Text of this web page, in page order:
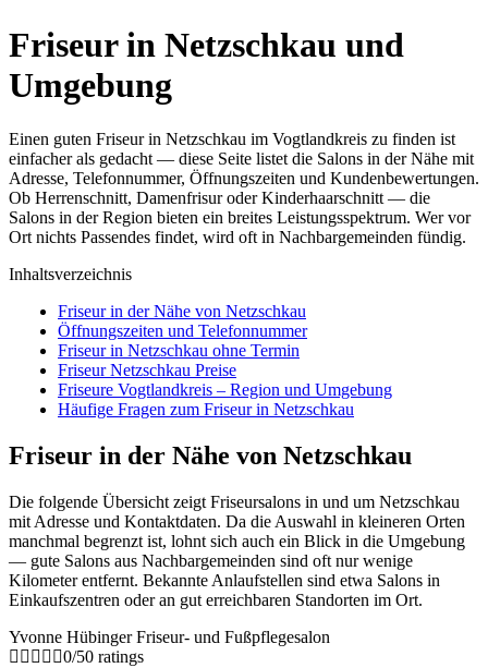
Friseur in Netzschkau und
Umgebung
Einen guten Friseur in Netzschkau im Vogtlandkreis zu finden ist
einfacher als gedacht — diese Seite listet die Salons in der Nähe mit
Adresse, Telefonnummer, Öffnungszeiten und Kundenbewertungen.
Ob Herrenschnitt, Damenfrisur oder Kinderhaarschnitt — die
Salons in der Region bieten ein breites Leistungsspektrum. Wer vor
Ort nichts Passendes findet, wird oft in Nachbargemeinden fündig.
Inhaltsverzeichnis
Friseur in der Nähe von Netzschkau
Öffnungszeiten und Telefonnummer
Friseur in Netzschkau ohne Termin
Friseur Netzschkau Preise
Friseure Vogtlandkreis – Region und Umgebung
Häufige Fragen zum Friseur in Netzschkau
Friseur in der Nähe von Netzschkau
Die folgende Übersicht zeigt Friseursalons in und um Netzschkau
mit Adresse und Kontaktdaten. Da die Auswahl in kleineren Orten
manchmal begrenzt ist, lohnt sich auch ein Blick in die Umgebung
— gute Salons aus Nachbargemeinden sind oft nur wenige
Kilometer entfernt. Bekannte Anlaufstellen sind etwa Salons in
Einkaufszentren oder an gut erreichbaren Standorten im Ort.
Yvonne Hübinger Friseur- und Fußpflegesalon
0/50 ratings